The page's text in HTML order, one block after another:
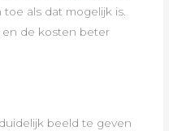
als dat mogelijk is.
en de kosten beter
beeld te geven